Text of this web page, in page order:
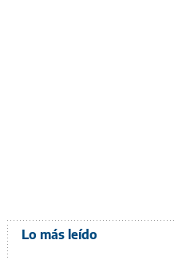
Lo más leído